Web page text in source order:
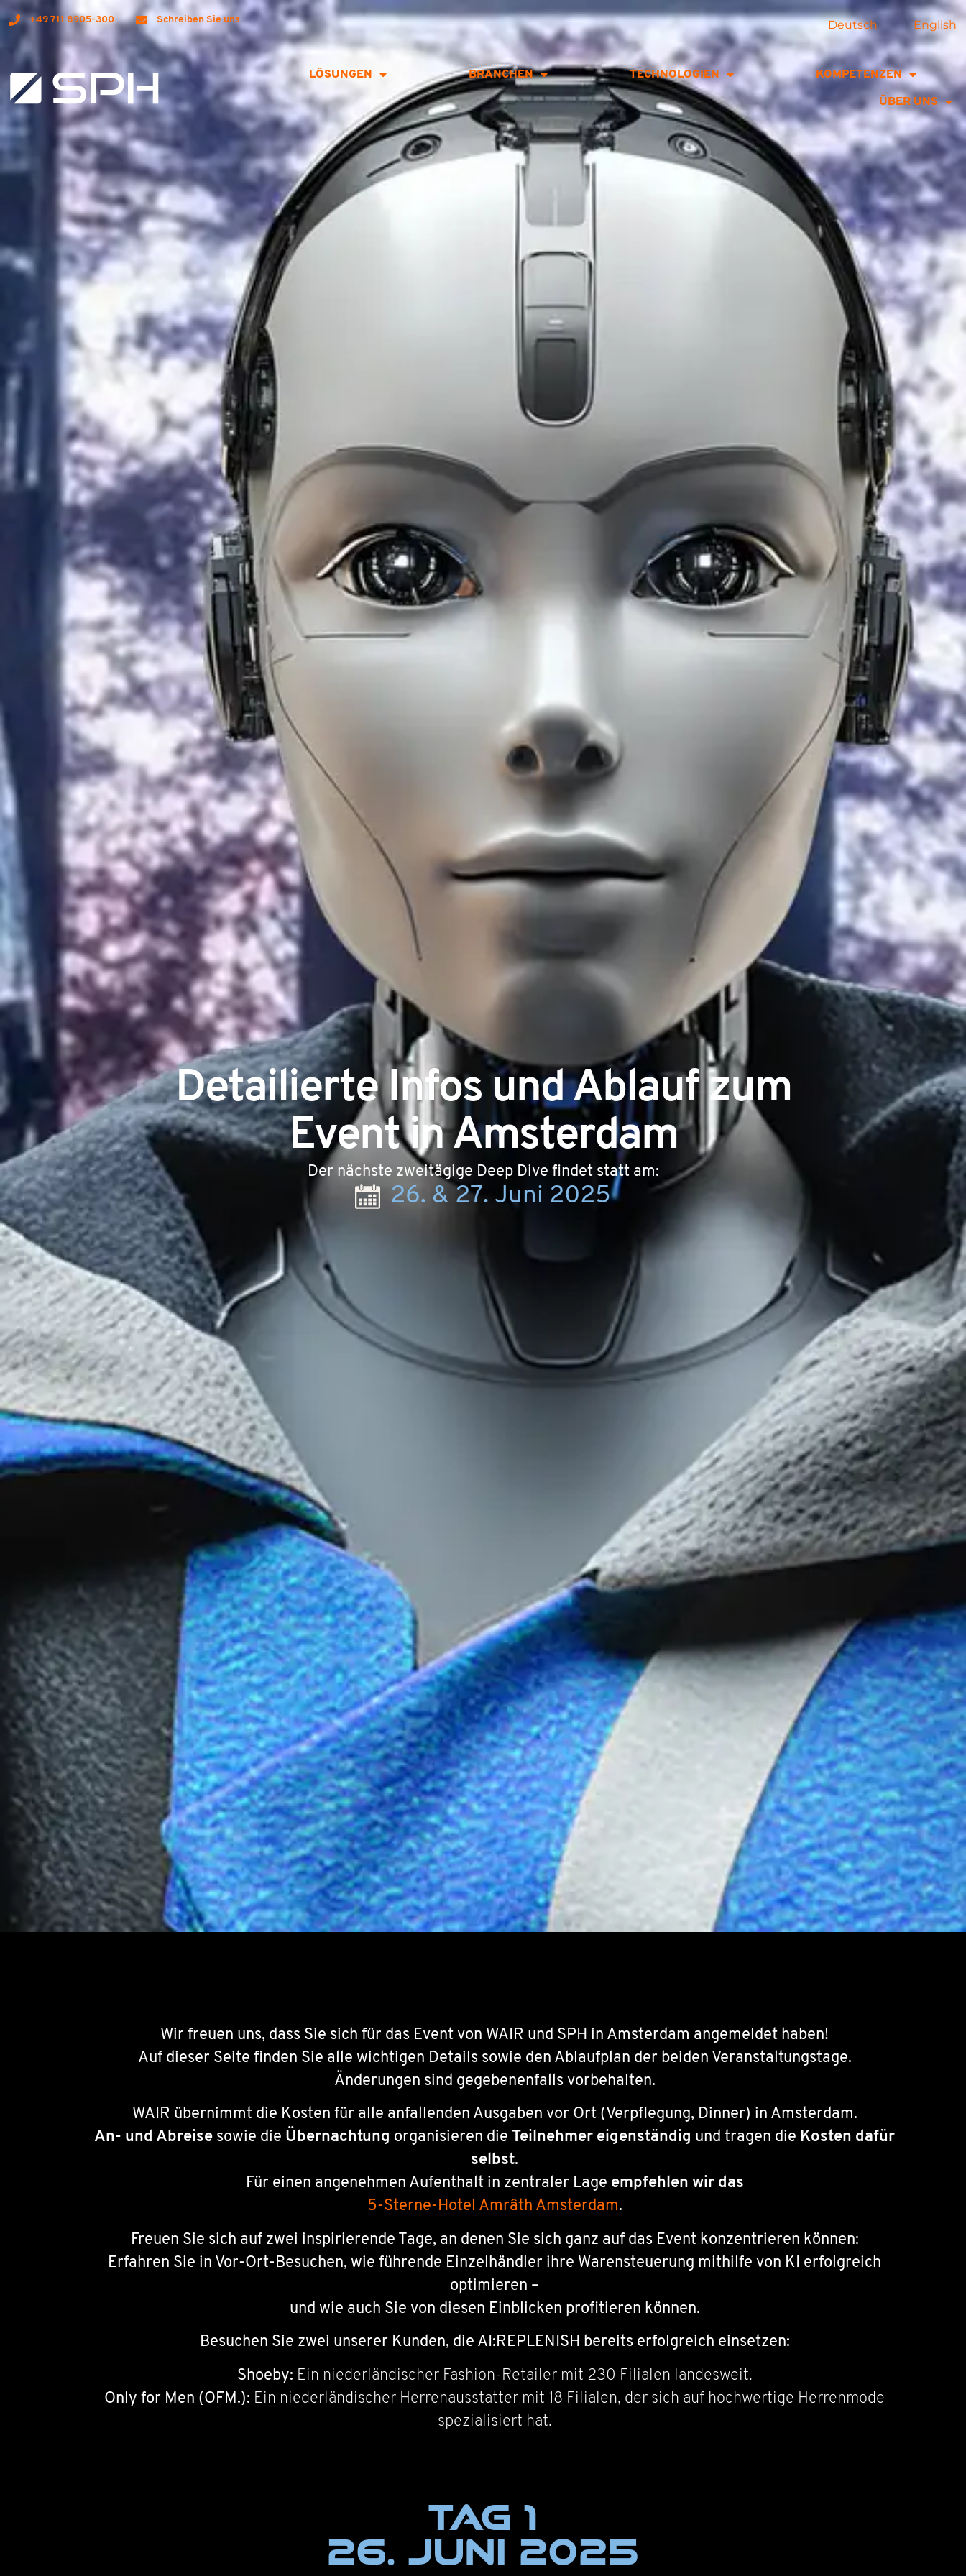
+49 711 8905-300 Schreiben Sie uns Deutsch English
LÖSUNGEN BRANCHEN TECHNOLOGIEN KOMPETENZEN
ÜBER UNS
Detailierte Infos und Ablauf zum
Event in Amsterdam
Der nächste zweitägige Deep Dive findet statt am:
26. & 27. Juni 2025
Wir freuen uns, dass Sie sich für das Event von WAIR und SPH in Amsterdam angemeldet haben!
Auf dieser Seite finden Sie alle wichtigen Details sowie den Ablaufplan der beiden Veranstaltungstage.
Änderungen sind gegebenenfalls vorbehalten.
WAIR übernimmt die Kosten für alle anfallenden Ausgaben vor Ort (Verpflegung, Dinner) in Amsterdam.
An- und Abreise sowie die Übernachtung organisieren die Teilnehmer eigenständig und tragen die Kosten dafür
selbst.
Für einen angenehmen Aufenthalt in zentraler Lage empfehlen wir das
5-Sterne-Hotel Amrâth Amsterdam.
Freuen Sie sich auf zwei inspirierende Tage, an denen Sie sich ganz auf das Event konzentrieren können:
Erfahren Sie in Vor-Ort-Besuchen, wie führende Einzelhändler ihre Warensteuerung mithilfe von KI erfolgreich
optimieren –
und wie auch Sie von diesen Einblicken profitieren können.
Besuchen Sie zwei unserer Kunden, die AI:REPLENISH bereits erfolgreich einsetzen:
Shoeby: Ein niederländischer Fashion-Retailer mit 230 Filialen landesweit.
Only for Men (OFM.): Ein niederländischer Herrenausstatter mit 18 Filialen, der sich auf hochwertige Herrenmode
spezialisiert hat.
Tag 1
26. Juni 2025